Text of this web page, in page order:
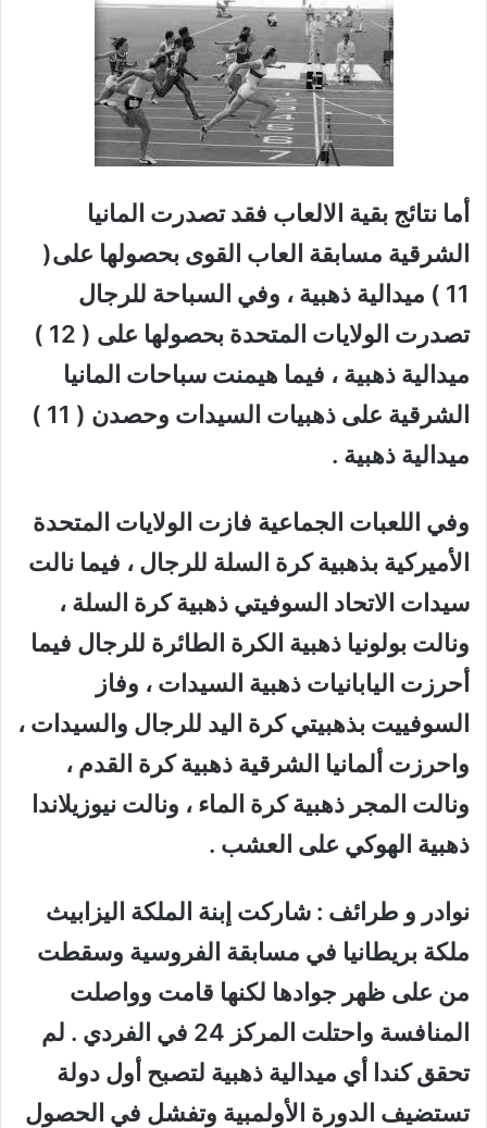
أما نتائج بقية الالعاب فقد تصدرت المانيا
الشرقية مسابقة العاب القوى بحصولها على(
11 ) ميدالية ذهبية ، وفي السباحة للرجال
تصدرت الولايات المتحدة بحصولها على ( 12 )
ميدالية ذهبية ، فيما هيمنت سباحات المانيا
الشرقية على ذهبيات السيدات وحصدن ( 11 )
ميدالية ذهبية .
وفي اللعبات الجماعية فازت الولايات المتحدة
الأميركية بذهبية كرة السلة للرجال ، فيما نالت
سيدات الاتحاد السوفيتي ذهبية كرة السلة ،
ونالت بولونيا ذهبية الكرة الطائرة للرجال فيما
أحرزت اليابانيات ذهبية السيدات ، وفاز
السوفييت بذهبيتي كرة اليد للرجال والسيدات ،
واحرزت ألمانيا الشرقية ذهبية كرة القدم ،
ونالت المجر ذهبية كرة الماء ، ونالت نيوزيلاندا
ذهبية الهوكي على العشب .
نوادر و طرائف : شاركت إبنة الملكة اليزابيث
ملكة بريطانيا في مسابقة الفروسية وسقطت
من على ظهر جوادها لكنها قامت وواصلت
المنافسة واحتلت المركز 24 في الفردي . لم
تحقق كندا أي ميدالية ذهبية لتصبح أول دولة
تستضيف الدورة الأولمبية وتفشل في الحصول